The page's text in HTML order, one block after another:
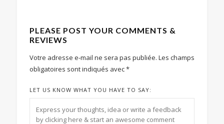
PLEASE POST YOUR COMMENTS &
REVIEWS
Votre adresse e-mail ne sera pas publiée. Les champs
obligatoires sont indiqués avec*
LET US KNOW WHAT YOU HAVE TO SAY: